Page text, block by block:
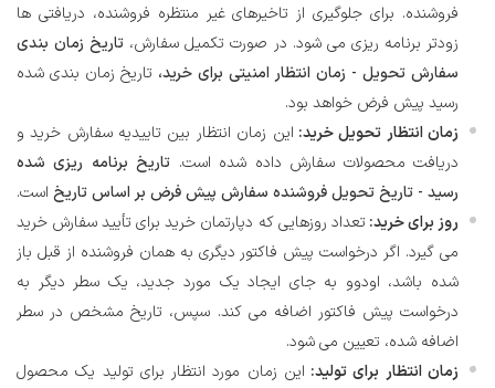
فروشنده. برای جلوگیری از تاخیرهای غیر منتظره فروشنده، دریافتی ها
زودتر برنامه ریزی می شود. در صورت تکمیل سفارش، تاریخ زمان بندی
سفارش تحویل - زمان انتظار امنیتی برای خرید، تاریخ زمان بندی شده
رسید پیش فرض خواهد بود.
زمان انتظار تحویل خرید: این زمان انتظار بین تاییدیه سفارش خرید و
دریافت محصولات سفارش داده شده است. تاریخ برنامه ریزی شده
رسید - تاریخ تحویل فروشنده سفارش پیش فرض بر اساس تاریخ است.
روز برای خرید: تعداد روزهایی که دپارتمان خرید برای تأیید سفارش خرید
می گیرد. اگر درخواست پیش فاکتور دیگری به همان فروشنده از قبل باز
شده باشد، اودوو به جای ایجاد یک مورد جدید، یک سطر دیگر به
درخواست پیش فاکتور اضافه می کند. سپس، تاریخ مشخص در سطر
اضافه شده، تعیین می شود.
زمان انتظار برای تولید: این زمان مورد انتظار برای تولید یک محصول